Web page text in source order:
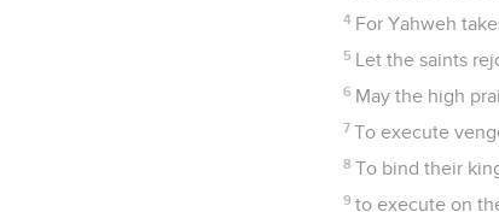
4 For Yahweh
5 Let the saints
6 May the high
7 To execute
8 To bind their
9 to execute on